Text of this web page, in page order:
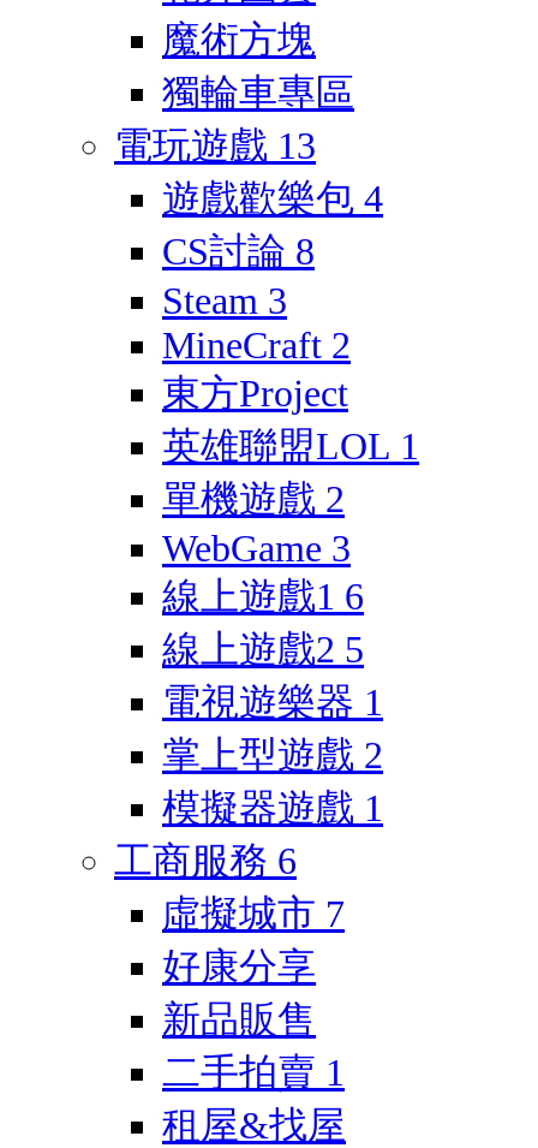
魔術方塊
獨輪車專區
電玩遊戲 13
遊戲歡樂包 4
CS討論 8
Steam 3
MineCraft 2
東方Project
英雄聯盟LOL 1
單機遊戲 2
WebGame 3
線上遊戲1 6
線上遊戲2 5
電視遊樂器 1
掌上型遊戲 2
模擬器遊戲 1
工商服務 6
虛擬城市 7
好康分享
新品販售
二手拍賣 1
租屋&找屋